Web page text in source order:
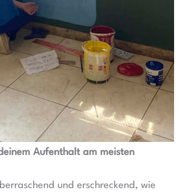
Aufenthalt am meisten
und erschreckend, wie